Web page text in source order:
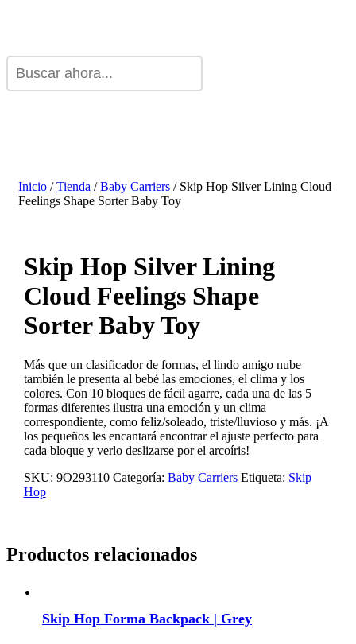
Inicio /Tienda /Baby Carriers / Skip Hop Silver Lining Cloud
Feelings Shape Sorter Baby Toy
Skip Hop Silver Lining
Cloud Feelings Shape
Sorter Baby Toy
Más que un clasificador de formas, el lindo amigo nube
también le presenta al bebé las emociones, el clima y los
colores. Con 10 bloques de fácil agarre, cada una de las 5
formas diferentes ilustra una emoción y un clima
correspondiente, como feliz/soleado, triste/lluvioso y más. ¡A
los pequeños les encantará encontrar el ajuste perfecto para
cada bloque y verlo deslizarse por el arcoíris!
SKU: 9O293110 Categoría: Baby Carriers Etiqueta: Skip
Hop
Productos relacionados
Skip Hop Forma Backpack | Grey